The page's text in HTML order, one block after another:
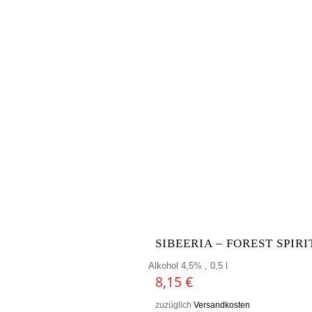
SIBEERIA – FOREST
Alkohol 4,5% , 0,5 l
8,15 €
zuzüglich Versandkosten